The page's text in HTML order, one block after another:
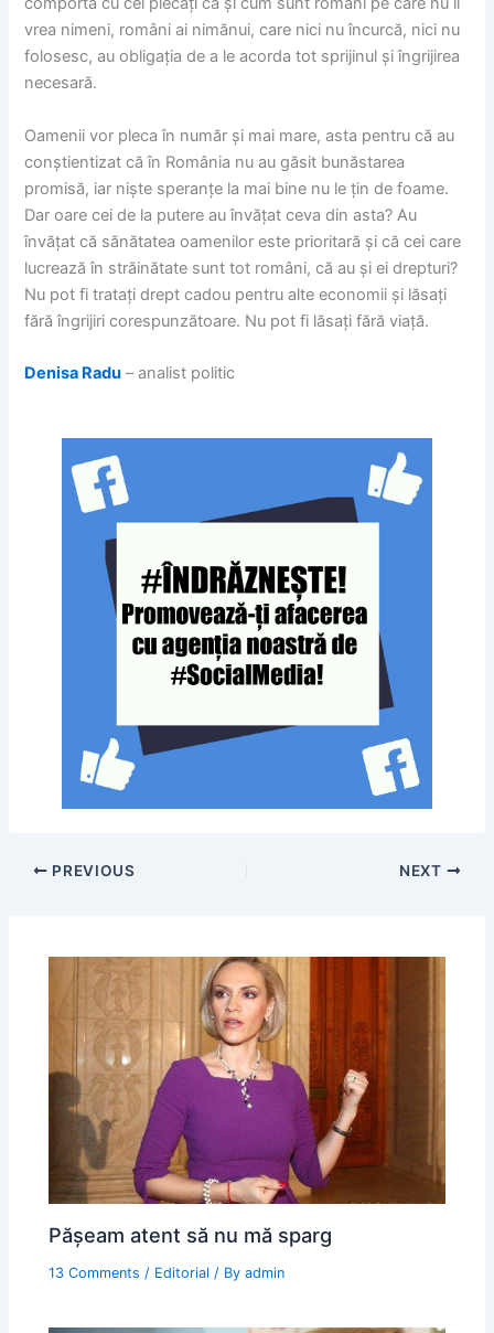
vrea nimeni, români ai nimănui, care nici nu încurcă, nici nu
folosesc, au obligația de a le acorda tot sprijinul și îngrijirea
necesară.
Oamenii vor pleca în număr și mai mare, asta pentru că au
conștientizat că în România nu au găsit bunăstarea
promisă, iar niște speranțe la mai bine nu le țin de foame.
Dar oare cei de la putere au învățat ceva din asta? Au
învățat că sănătatea oamenilor este prioritară și că cei care
lucrează în străinătate sunt tot români, că au și ei drepturi?
Nu pot fi tratați drept cadou pentru alte economii și lăsați
fără îngrijiri corespunzătoare. Nu pot fi lăsați fără viață.
Denisa Radu – analist politic
PREVIOUS NEXT
Pășeam atent să nu mă sparg
13 Comments / Editorial / Byadmin